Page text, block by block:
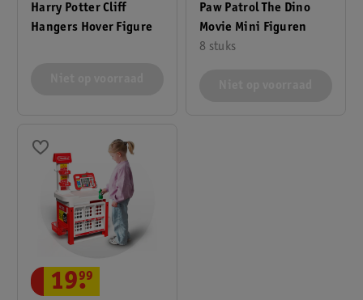
Harry Potter Cliff
Hangers Hover Figure
Paw Patrol The Dino
Movie Mini Figuren
8 stuks
19.
99